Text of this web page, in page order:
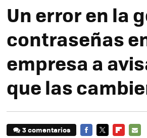
Un error en la
contraseñas
empresa a
que las
3 comentarios